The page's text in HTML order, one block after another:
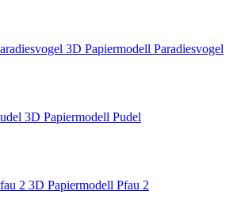
3D Papiermodell Paradiesvogel
3D Papiermodell Pudel
3D Papiermodell Pfau 2